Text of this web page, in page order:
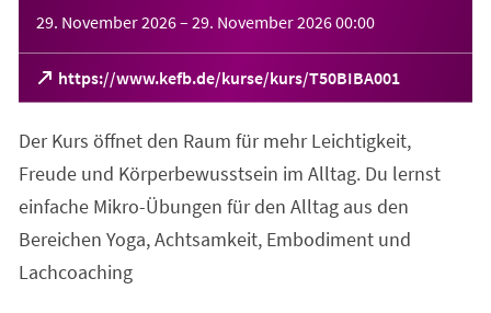
29. November 2026– 29. November 202600:00
https://www.kefb.de/kurse/kurs/T50BIBA001
(Öffnet
in
neuen
Tab)
Der Kurs öffnet den Raum für mehr Leichtigkeit,
Freude und Körperbewusstsein im Alltag. Du lernst
einfache Mikro-Übungen für den Alltag aus den
Bereichen Yoga, Achtsamkeit, Embodiment und
Lachcoaching